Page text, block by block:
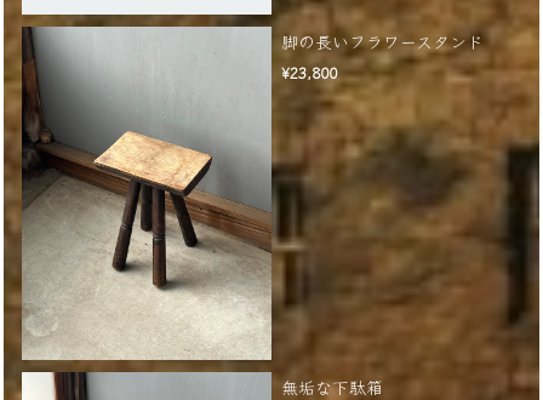
脚の長いフラワースタンド
¥23,800
無垢な下駄箱